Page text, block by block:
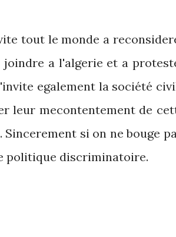
tout le monde a
joindre a l'algerie et a
egalement la société
leur mecontentement de
si on ne bouge
politique discriminatoire.